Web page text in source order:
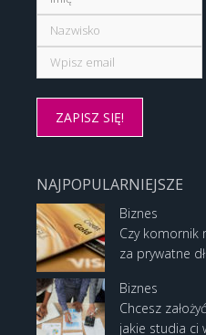
NAJPOPULARNIEJSZE
Biznes
Czy komornik
za prywatne
Biznes
Chcesz
jakie studia ci